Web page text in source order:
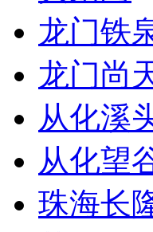
龙门铁
龙门尚
从化溪
从化望
珠海长